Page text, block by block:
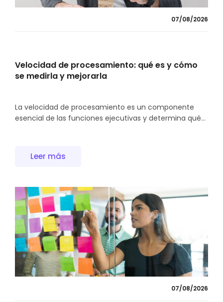
07/08/2026
Velocidad de procesamiento: qué es y cómo
se medirla y mejorarla
La velocidad de procesamiento es un componente
esencial de las funciones ejecutivas y determina qué...
Leer más
07/08/2026